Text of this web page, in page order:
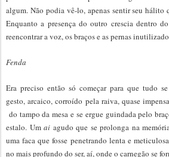
algum. Não podia vê-lo, apenas sentir seu hálito
Enquanto a presença do outro crescia dentro
reencontrar a voz, os braços e as pernas
Fenda
Era preciso então só começar para que tudo
gesto, arcaico, corroído pela raiva, quase
do tampo da mesa e se ergue guindada pelo
estalo. Umai agudo que se prolonga na
uma faca que fosse penetrando lenta e
no mais profundo do ser, aí, onde o carnegão se